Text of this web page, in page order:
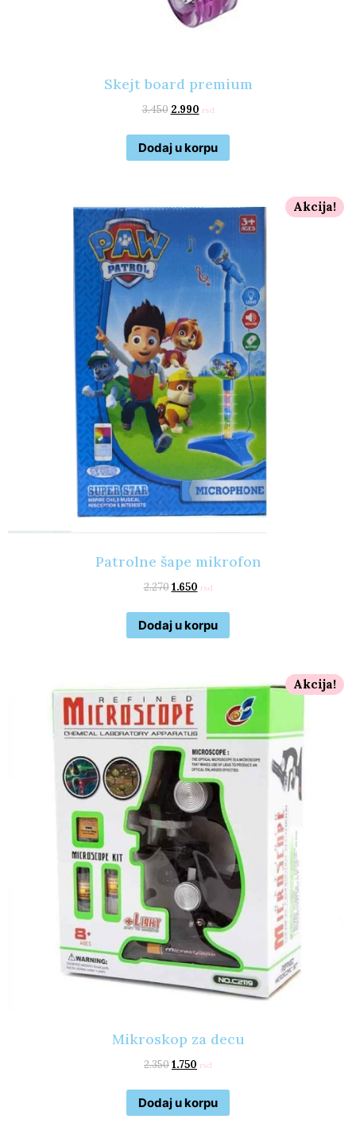
Skejt board premium
3.450 2.990 rsd
Dodaj u korpu
Akcija!
Patrolne šape mikrofon
2.270 1.650 rsd
Dodaj u korpu
Akcija!
Mikroskop za decu
2.3501.750 rsd
Dodaj u korpu